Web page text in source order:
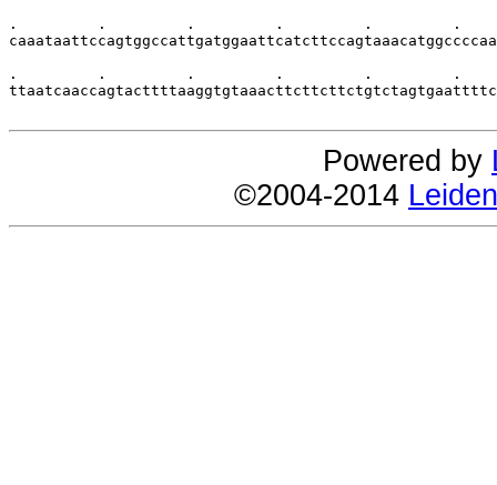
.         .         .         .         .         .
.         .         .         .         .         .
Powered by
©2004-2014